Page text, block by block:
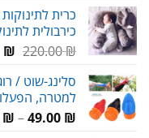
כרית
כירבולית לתינוק -
220.00₪
₪.
₪
סלינג-שוט /
למטרה,
49.00 ₪
–
₪